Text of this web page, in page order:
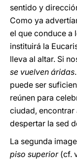
sentido y
Como ya
el que conduce a
instituirá la
lleva al altar. Si
se vuelven áridas
puede ser
reúnen para
ciudad, encontrar
despertar la sed
La segunda
piso superior (cf.